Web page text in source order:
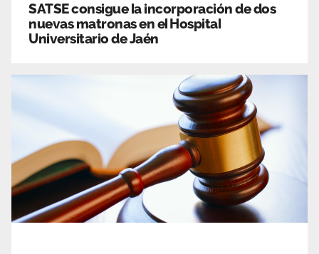
SATSE consigue la incorporación de dos
nuevas matronas en el Hospital
Universitario de Jaén